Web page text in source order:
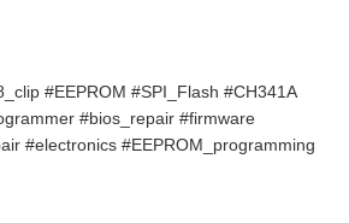
#EEPROM #SPI_Flash #CH341A
#bios_repair #firmware
#electronics #EEPROM_programming